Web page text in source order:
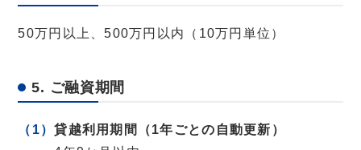
50万円以上、500万円以内（10万円単位）
5. ご融資期間
貸越利用期間（1年ごとの自動更新）